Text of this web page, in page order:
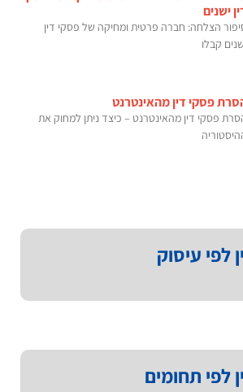
ישנים
הצלחה: חברה פרטית ומחיקה של פסקי דין
קבלו
פסקי דין מהאינטרנט
פסקי דין מהאינטרנט – כיצד ניתן למחוק את
לפי עיסוק
לפי תחומים